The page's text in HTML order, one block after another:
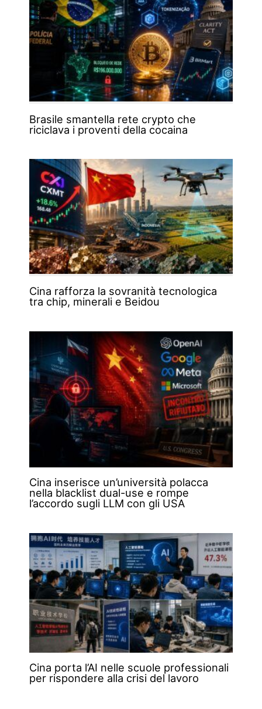
Brasile smantella rete crypto che
riciclava i proventi della cocaina
Cina rafforza la sovranità tecnologica
tra chip, minerali e Beidou
Cina inserisce un’università polacca
nella blacklist dual-use e rompe
l’accordo sugli LLM con gli USA
Cina porta l’AI nelle scuole professionali
per rispondere alla crisi del lavoro